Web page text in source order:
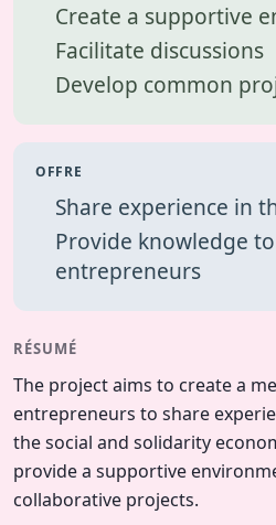
FR |
Create a supportive
Facilitate discussions
Develop common
OFFRE
Share experience in
Provide knowledge
entrepreneurs
RÉSUMÉ
The project aims to create a
entrepreneurs to share
the social and solidarity
provide a supportive
collaborative projects.